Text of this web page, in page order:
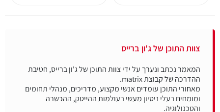
צוות התוכן של ג'ון ברייס
המאמר נכתב ונערך על ידי צוות התוכן של ג'ון ברייס, חטיבת
מאחורי התוכן עומדים אנשי מקצוע, מדריכים, מנהלי תחומים
ומומחים בעלי ניסיון מעשי בעולמות ההייטק, ההכשרה